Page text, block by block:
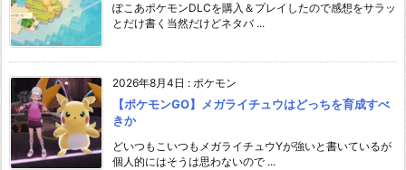
ぽこあポケモンDLCを購入＆プレイしたので感想をサラッ
とだけ書く当然だけどネタバ ...
2026年8月4日 : ポケモン
【ポケモンGO】メガライチュウはどっちを育成すべ
きか
どいつもこいつもメガライチュウYが強いと書いているが
個人的にはそうは思わないので ...